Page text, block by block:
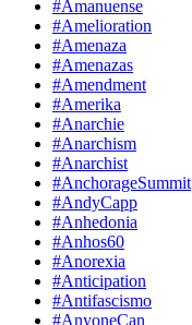
#Amanuense
#Amelioration
#Amenaza
#Amenazas
#Amendment
#Amerika
#Anarchie
#Anarchism
#Anarchist
#AnchorageSummit
#AndyCapp
#Anhedonia
#Anhos60
#Anorexia
#Anticipation
#Antifascismo
#AnyoneCan